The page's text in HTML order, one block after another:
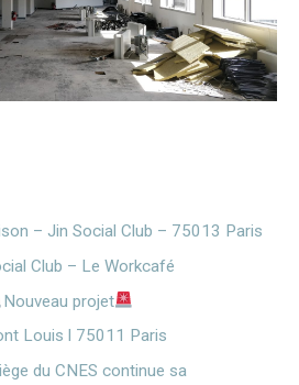
– Jin Social Club – 75013 Paris
Club – Le Workcafé
Nouveau projet
Louis l 75011 Paris
du CNES continue sa